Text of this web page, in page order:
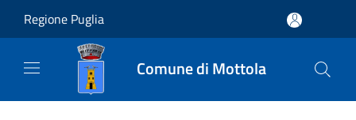
Regione Puglia
Comune di Mottola